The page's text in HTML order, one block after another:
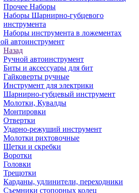
Прочее Наборы
Наборы Шарнирно-губцевого
инструмента
Наборы инструмента в ложементах
автоинструмент
Назад
Ручной автоинструмент
Биты и аксессуары для бит
Гайковерты ручные
Инструмент для электрики
Шарнирно-губцевый инструмент
Молотки, Кувалды
Монтировки
Отвертки
Ударно-режуший инструмент
Молотки рихтовочные
Щетки и скребки
Воротки
Головки
Трещотки
Карданы, удлинители, переходники
Съемники стопорных колец